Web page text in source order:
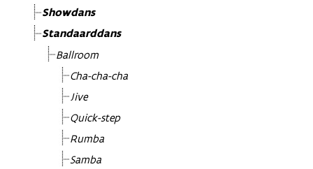
Showdans
Standaarddans
Ballroom
Cha-cha-cha
Jive
Quick-step
Rumba
Samba